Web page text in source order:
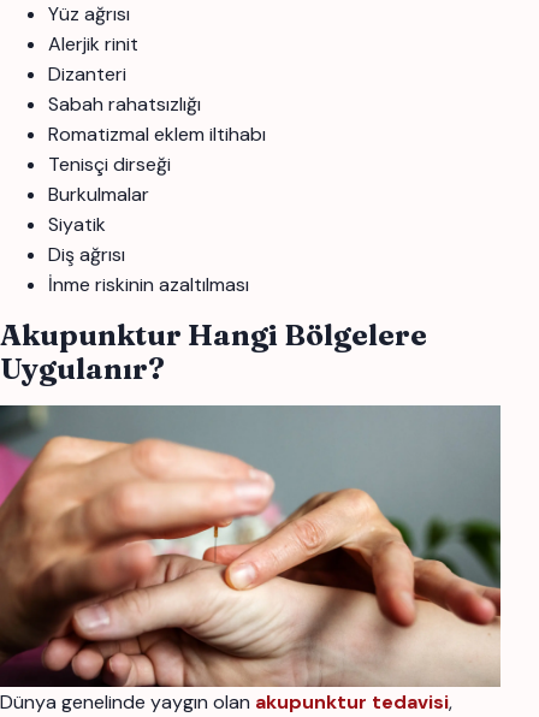
Yüz ağrısı
Alerjik rinit
Dizanteri
Sabah rahatsızlığı
Romatizmal eklem iltihabı
Tenisçi dirseği
Burkulmalar
Siyatik
Diş ağrısı
İnme riskinin azaltılması
Akupunktur Hangi Bölgelere
Uygulanır?
Dünya genelinde yaygın olan akupunktur tedavisi,